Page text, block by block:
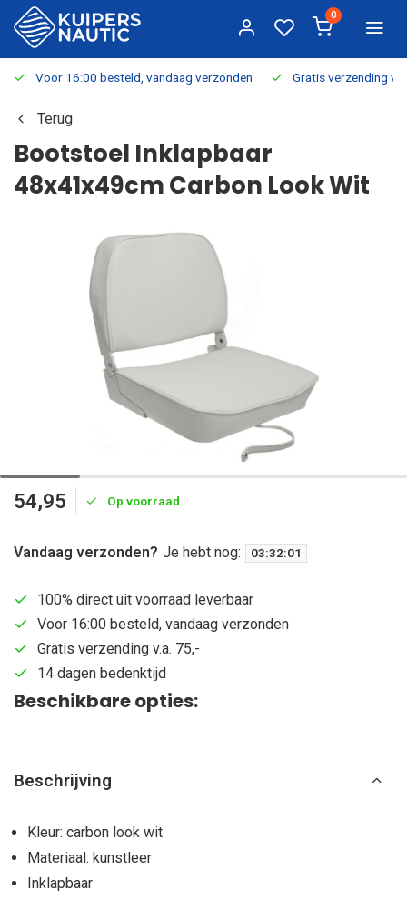
0
Voor 16:00 besteld, vandaag verzonden Gratis verzending
Terug
Bootstoel Inklapbaar
48x41x49cm Carbon Look Wit
54,95 Op voorraad
Vandaag verzonden? Je hebt nog: 03:32:01
100% direct uit voorraad leverbaar
Voor 16:00 besteld, vandaag verzonden
Gratis verzending v.a. 75,-
14 dagen bedenktijd
Beschikbare opties:
Beschrijving
Kleur: carbon look wit
Materiaal: kunstleer
Inklapbaar